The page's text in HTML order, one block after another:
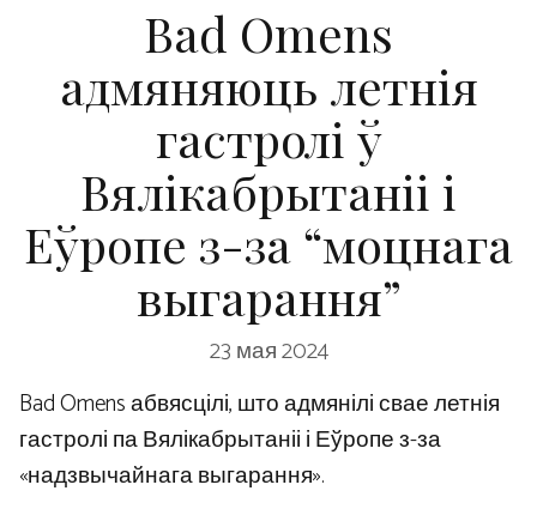
Bad Omens
адмяняюць летнія
гастролі ў
Вялікабрытаніі і
Еўропе з-за “моцнага
выгарання”
23 мая 2024
Bad Omens абвясцілі, што адмянілі свае летнія
гастролі па Вялікабрытаніі і Еўропе з-за
«надзвычайнага выгарання».